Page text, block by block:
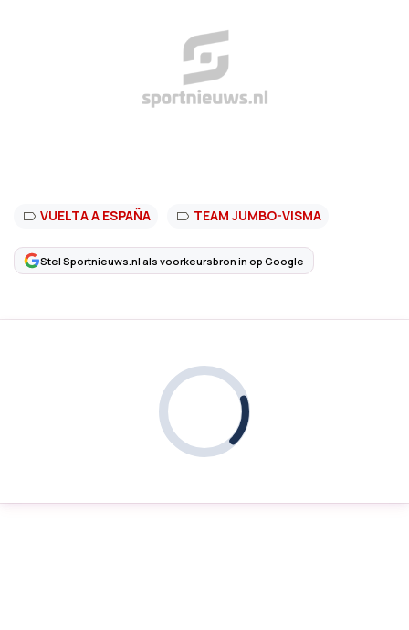
VUELTA A ESPAÑA TEAM JUMBO-VISMA
Stel Sportnieuws.nl als voorkeursbron in op Google